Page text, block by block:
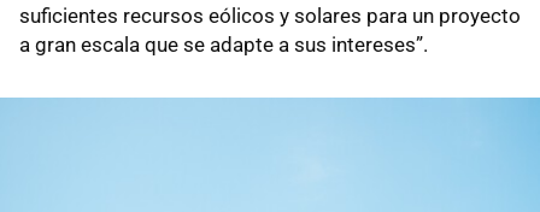
suficientes recursos eólicos y solares para un proyecto
a gran escala que se adapte a sus intereses”.